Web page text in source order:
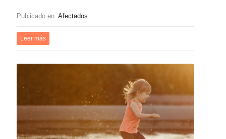
Publicado en Afectados
Leer más